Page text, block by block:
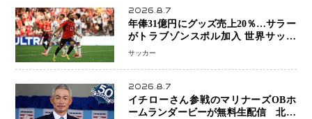
2026.8.7
年俸31億円にグッズ売上20％…サラー
がトラブゾンスポル加入 世界サッカ
ーは「五大リーグ一強」から新時代へ
サッカー
2026.8.7
イチローさん参戦のマリナーズOBホ
ームランダービーが無料生配信 北米